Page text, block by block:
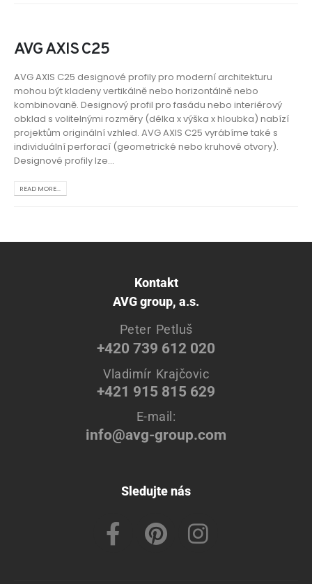
AVG AXIS C25
AVG AXIS C25 designové profily pro moderní architekturu
mohou být kladeny vertikálně nebo horizontálně nebo
kombinovaně. Designový profil pro fasádu nebo interiérový
obklad s volitelnými rozměry (délka x výška x hloubka) nabízí
projektům originální vzhled. AVG AXIS C25 vyrábíme také s
individuální perforací (geometrické nebo kruhové otvory).
Designové profily lze...
READ MORE...
Kontakt
AVG group, a.s.
Peter Petluš
+420 739 612 020
Vladimír Krajčovic
+421 915 815 629
E-mail:
info@avg-group.com
Sledujte nás